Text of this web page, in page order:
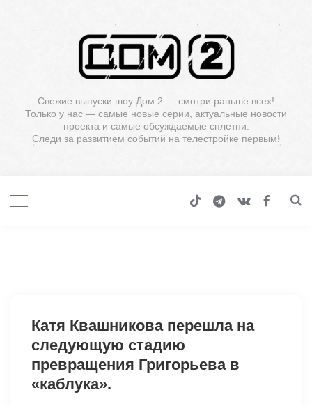
Свежие выпуски шоу Дом 2 — смотри раньше всех!
Только у нас — самые новые серии, актуальные новости
проекта и самые обсуждаемые сплетни.
Следи за развитием событий на телестройке первым!
Катя Квашникова перешла на
следующую стадию
превращения Григорьева в
«каблука».